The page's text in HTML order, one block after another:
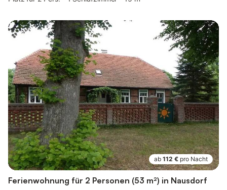
ab 112 € pro Nacht
Ferienwohnung für 2 Personen (53 m²) in Nausdorf